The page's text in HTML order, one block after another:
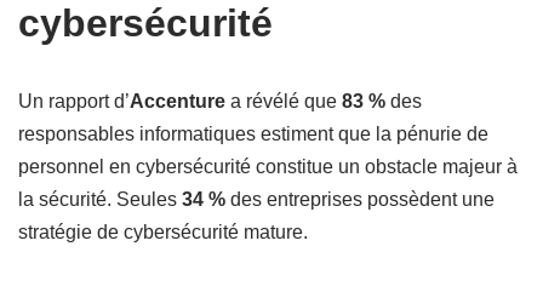
cybersécurité
Un rapport d’Accenture a révélé que 83 % des
responsables informatiques estiment que la pénurie de
personnel en cybersécurité constitue un obstacle majeur à
la sécurité. Seules 34 % des entreprises possèdent une
stratégie de cybersécurité mature.